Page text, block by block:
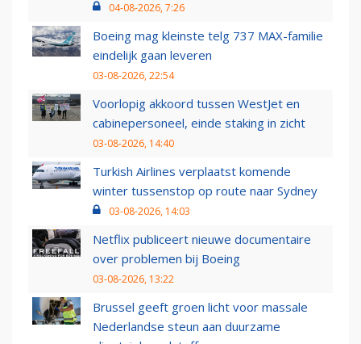
04-08-2026, 7:26
Boeing mag kleinste telg 737 MAX-familie
eindelijk gaan leveren
03-08-2026, 22:54
Voorlopig akkoord tussen WestJet en
cabinepersoneel, einde staking in zicht
03-08-2026, 14:40
Turkish Airlines verplaatst komende
winter tussenstop op route naar Sydney
03-08-2026, 14:03
Netflix publiceert nieuwe documentaire
over problemen bij Boeing
03-08-2026, 13:22
Brussel geeft groen licht voor massale
Nederlandse steun aan duurzame